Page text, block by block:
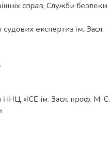
справ, Служби безпеки
експертиз ім. Засл.
ННЦ «ІСЕ ім. Засл. проф. М. С.